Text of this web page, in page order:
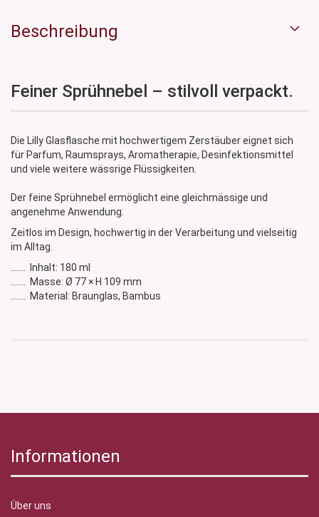
Beschreibung
Feiner Sprühnebel – stilvoll verpackt.
Die Lilly Glasflasche mit hochwertigem Zerstäuber eignet sich
für Parfum, Raumsprays, Aromatherapie, Desinfektionsmittel
und viele weitere wässrige Flüssigkeiten.
Der feine Sprühnebel ermöglicht eine gleichmässige und
angenehme Anwendung.
Zeitlos im Design, hochwertig in der Verarbeitung und vielseitig
im Alltag.
....... Inhalt: 180 ml
....... Masse: Ø 77 × H 109 mm
....... Material: Braunglas, Bambus
Informationen
Über uns